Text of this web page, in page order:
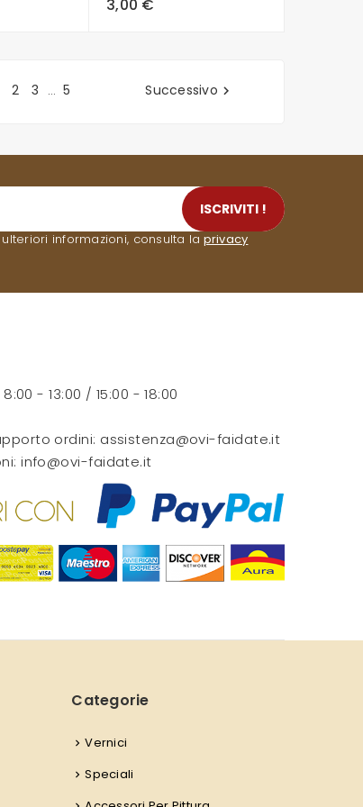
3,00 €
2 3 … 5 Successivo 
informazioni, consulta la privacy
ISCRIVITI !
- 13:00 / 15:00 - 18:00
ordini: assistenza@ovi-faidate.it
info@ovi-faidate.it
Categorie
Vernici
Speciali